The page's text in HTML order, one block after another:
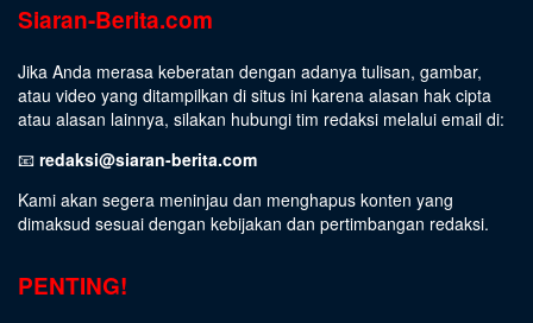
Siaran-Berita.com
Jika Anda merasa keberatan dengan adanya tulisan, gambar,
atau video yang ditampilkan di situs ini karena alasan hak cipta
atau alasan lainnya, silakan hubungi tim redaksi melalui email di:
📧 redaksi@siaran-berita.com
Kami akan segera meninjau dan menghapus konten yang
dimaksud sesuai dengan kebijakan dan pertimbangan redaksi.
PENTING!